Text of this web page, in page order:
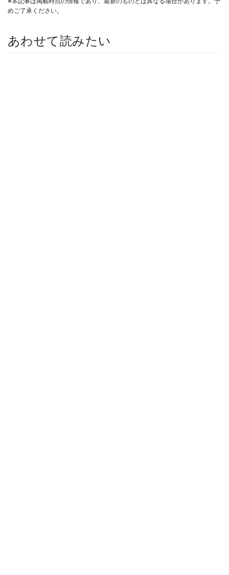
めご了承ください。
あわせて読みたい